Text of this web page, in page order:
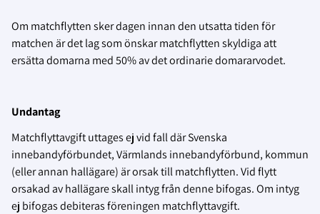
Om matchflytten sker dagen innan den utsatta tiden för
matchen är det lag som önskar matchflytten skyldiga att
ersätta domarna med 50% av det ordinarie domararvodet.
Undantag
Matchflyttavgift uttages ej vid fall där Svenska
innebandyförbundet, Värmlands innebandyförbund, kommun
(eller annan hallägare) är orsak till matchflytten. Vid flytt
orsakad av hallägare skall intyg från denne bifogas. Om intyg
ej bifogas debiteras föreningen matchflyttavgift.